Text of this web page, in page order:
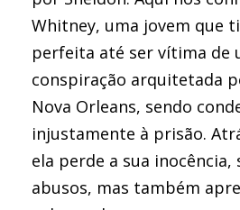
Whitney, uma jovem que
perfeita até ser vítima de
conspiração arquitetada
Nova Orleans, sendo
injustamente à prisão.
ela perde a sua inocência,
abusos, mas também